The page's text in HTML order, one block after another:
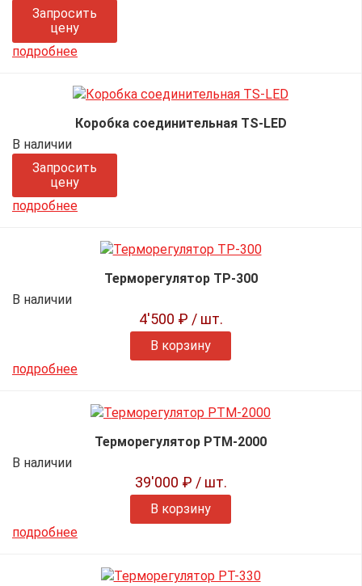
Запросить
цену
подробнее
Коробка соединительная TS-LED
В наличии
Запросить
цену
подробнее
Терморегулятор ТР-300
В наличии
4'500 ₽ / шт.
В корзину
подробнее
Терморегулятор РТМ-2000
В наличии
39'000 ₽ / шт.
В корзину
подробнее